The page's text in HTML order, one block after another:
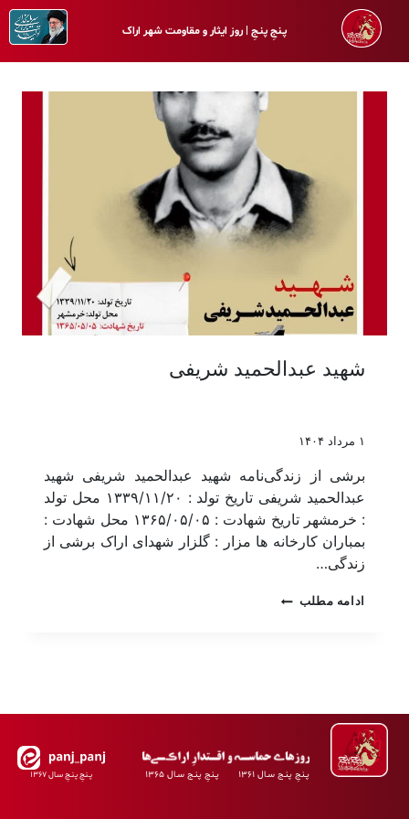
پـنجِ پنـجِ | روز ایثار و مقاومت شهر اراک
شهید عبدالحمید شریفی
۱ مرداد ۱۴۰۴
برشی از زندگی‌نامه شهید عبدالحمید شریفی شهید
عبدالحمید شریفی تاریخ تولد : ۱۳۳۹/۱۱/۲۰ محل تولد
: خرمشهر تاریخ شهادت : ۱۳۶۵/۰۵/۰۵ محل شهادت :
بمباران کارخانه ها مزار : گلزار شهدای اراک برشی از
زندگی…
ادامه مطلب
پـنجِ پنـج سـال ۱۳۶۱ پـنجِ پنـج سـال ۱۳۶۵ پـنجِ پنـجِ سـال ۱۳۶۷